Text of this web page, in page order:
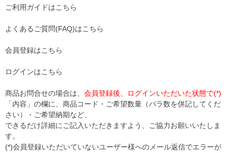
ご利用ガイドはこちら
よくあるご質問(FAQ)はこちら
会員登録はこちら
ログインはこちら
商品お問合せの場合は、 会員登録後、ログインいただいた状態で(*)
「内容」の欄に、商品コード・ご希望数量（バラ数を併記してくだ
さい）・ご希望納期など、
できるだけ詳細にご記入いただきますよう、ご協力お願いいたしま
す。
(*)会員登録いただいていないユーザー様へのメール返信でエラーが